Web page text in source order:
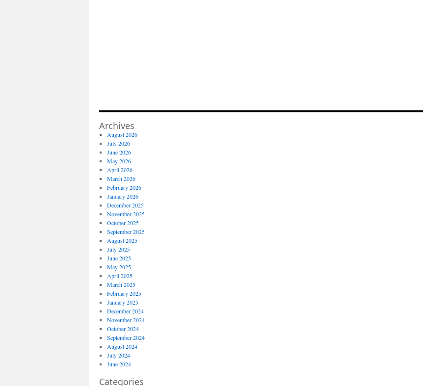
Archives
August 2026
July 2026
June 2026
May 2026
April 2026
March 2026
February 2026
January 2026
December 2025
November 2025
October 2025
September 2025
August 2025
July 2025
June 2025
May 2025
April 2025
March 2025
February 2025
January 2025
December 2024
November 2024
October 2024
September 2024
August 2024
July 2024
June 2024
Categories